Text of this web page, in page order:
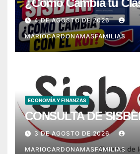
¿Cómo Cambia tu
con el RUI?
4 DE AGOSTO DE 2026
MARIOCARDONAMASFAMILIAS
ECONOMÍA Y FINANZAS
CONSULTA DE
3 DE AGOSTO DE 2026
MARIOCARDONAMASFAMILIAS